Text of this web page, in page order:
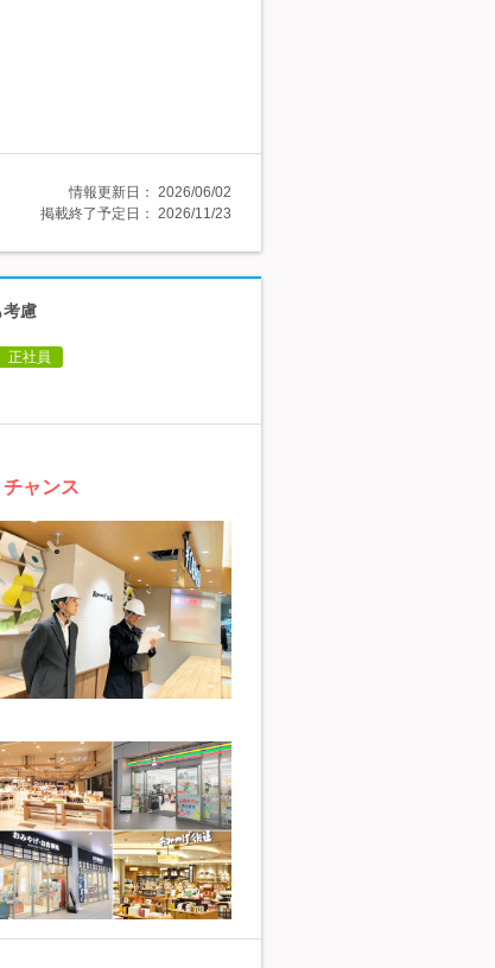
情報更新日： 2026/06/02
掲載終了予定日： 2026/11/23
慮
正社員
ャンス